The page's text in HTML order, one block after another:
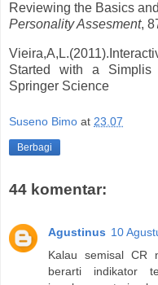
Reviewing the Basics
Personality Assesment,
Started with a
Springer Science
Suseno Bimo at 23.07
Berbagi
44 komentar:
Agustinus 10
Kalau semisal CR
berarti indikator